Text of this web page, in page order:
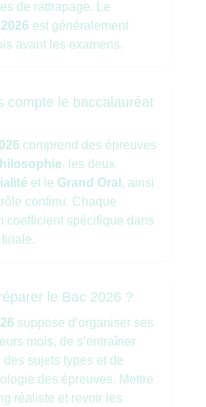
de rattrapage. Le
est généralement
avant les examens.
compte le baccalauréat
comprend des épreuves
, les deux
et le Grand Oral , ainsi
continu. Chaque
coefficient spécifique dans
le Bac 2026 ?
suppose d’organiser ses
mois, de s’entraîner
sujets types et de
des épreuves. Mettre
réaliste et revoir les